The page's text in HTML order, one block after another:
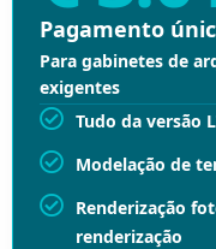
Pagamento
Para gabinetes de
exigentes
Tudo da versão
Modelação de
Renderização
renderização